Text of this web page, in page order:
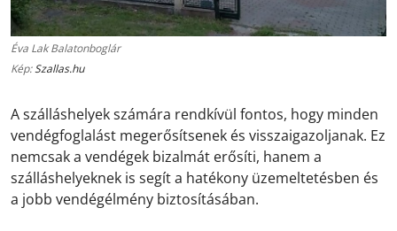
Éva Lak Balatonboglár
Kép:Szallas.hu
A szálláshelyek számára rendkívül fontos, hogy minden
vendégfoglalást megerősítsenek és visszaigazoljanak. Ez
nemcsak a vendégek bizalmát erősíti, hanem a
szálláshelyeknek is segít a hatékony üzemeltetésben és
a jobb vendégélmény biztosításában.